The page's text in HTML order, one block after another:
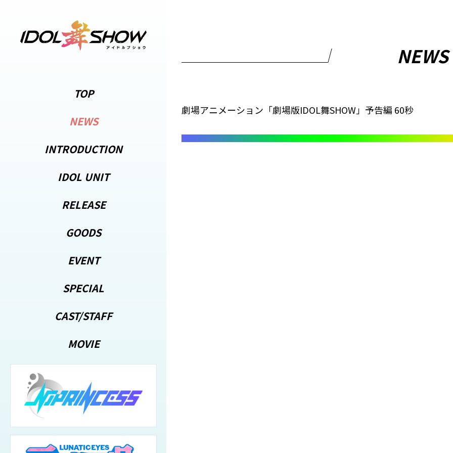
TOP
NEWS
INTRODUCTION
IDOL UNIT
RELEASE
GOODS
EVENT
SPECIAL
CAST/STAFF
MOVIE
NEWS
劇場アニメーション「劇場版IDOL舞SHOW」予告編 60秒